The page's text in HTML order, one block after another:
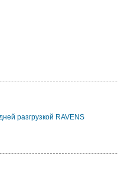
разгрузкой RAVENS